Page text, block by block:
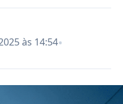
às 14:54•